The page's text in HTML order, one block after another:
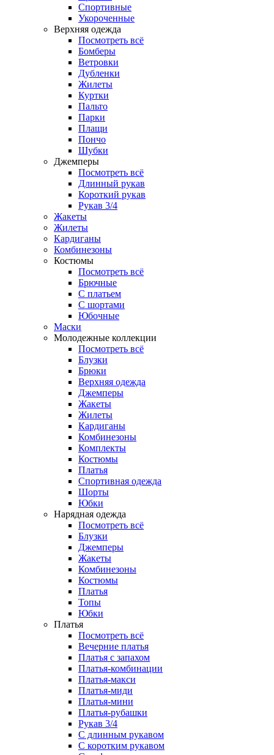
Спортивные
Укороченные
Верхняя одежда
Посмотреть всё
Бомберы
Ветровки
Дубленки
Жилеты
Куртки
Пальто
Парки
Плащи
Пончо
Шубки
Джемперы
Посмотреть всё
Длинный рукав
Короткий рукав
Рукав 3/4
Жакеты
Жилеты
Кардиганы
Комбинезоны
Костюмы
Посмотреть всё
Брючные
С платьем
С шортами
Юбочные
Маски
Молодежные коллекции
Посмотреть всё
Блузки
Брюки
Верхняя одежда
Джемперы
Жакеты
Жилеты
Кардиганы
Комбинезоны
Комплекты
Костюмы
Платья
Спортивная одежда
Шорты
Юбки
Нарядная одежда
Посмотреть всё
Блузки
Джемперы
Жакеты
Комбинезоны
Костюмы
Платья
Топы
Юбки
Платья
Посмотреть всё
Вечерние платья
Платья с запахом
Платья-комбинации
Платья-макси
Платья-миди
Платья-мини
Платья-рубашки
Рукав 3/4
С длинным рукавом
С коротким рукавом